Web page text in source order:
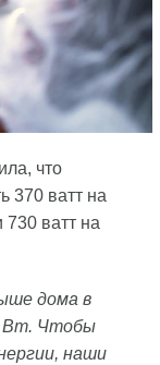
что
370 ватт на
730 ватт на
дома в
Вт. Чтобы
наши